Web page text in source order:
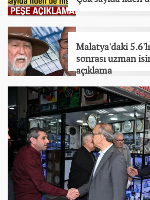
Malatya'daki
sonrası uzman
açıklama